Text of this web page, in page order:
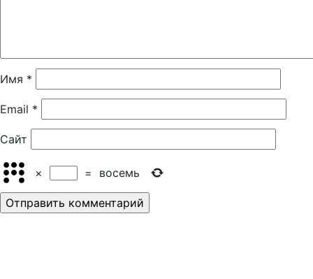
Имя *
Email *
Сайт
× = восемь